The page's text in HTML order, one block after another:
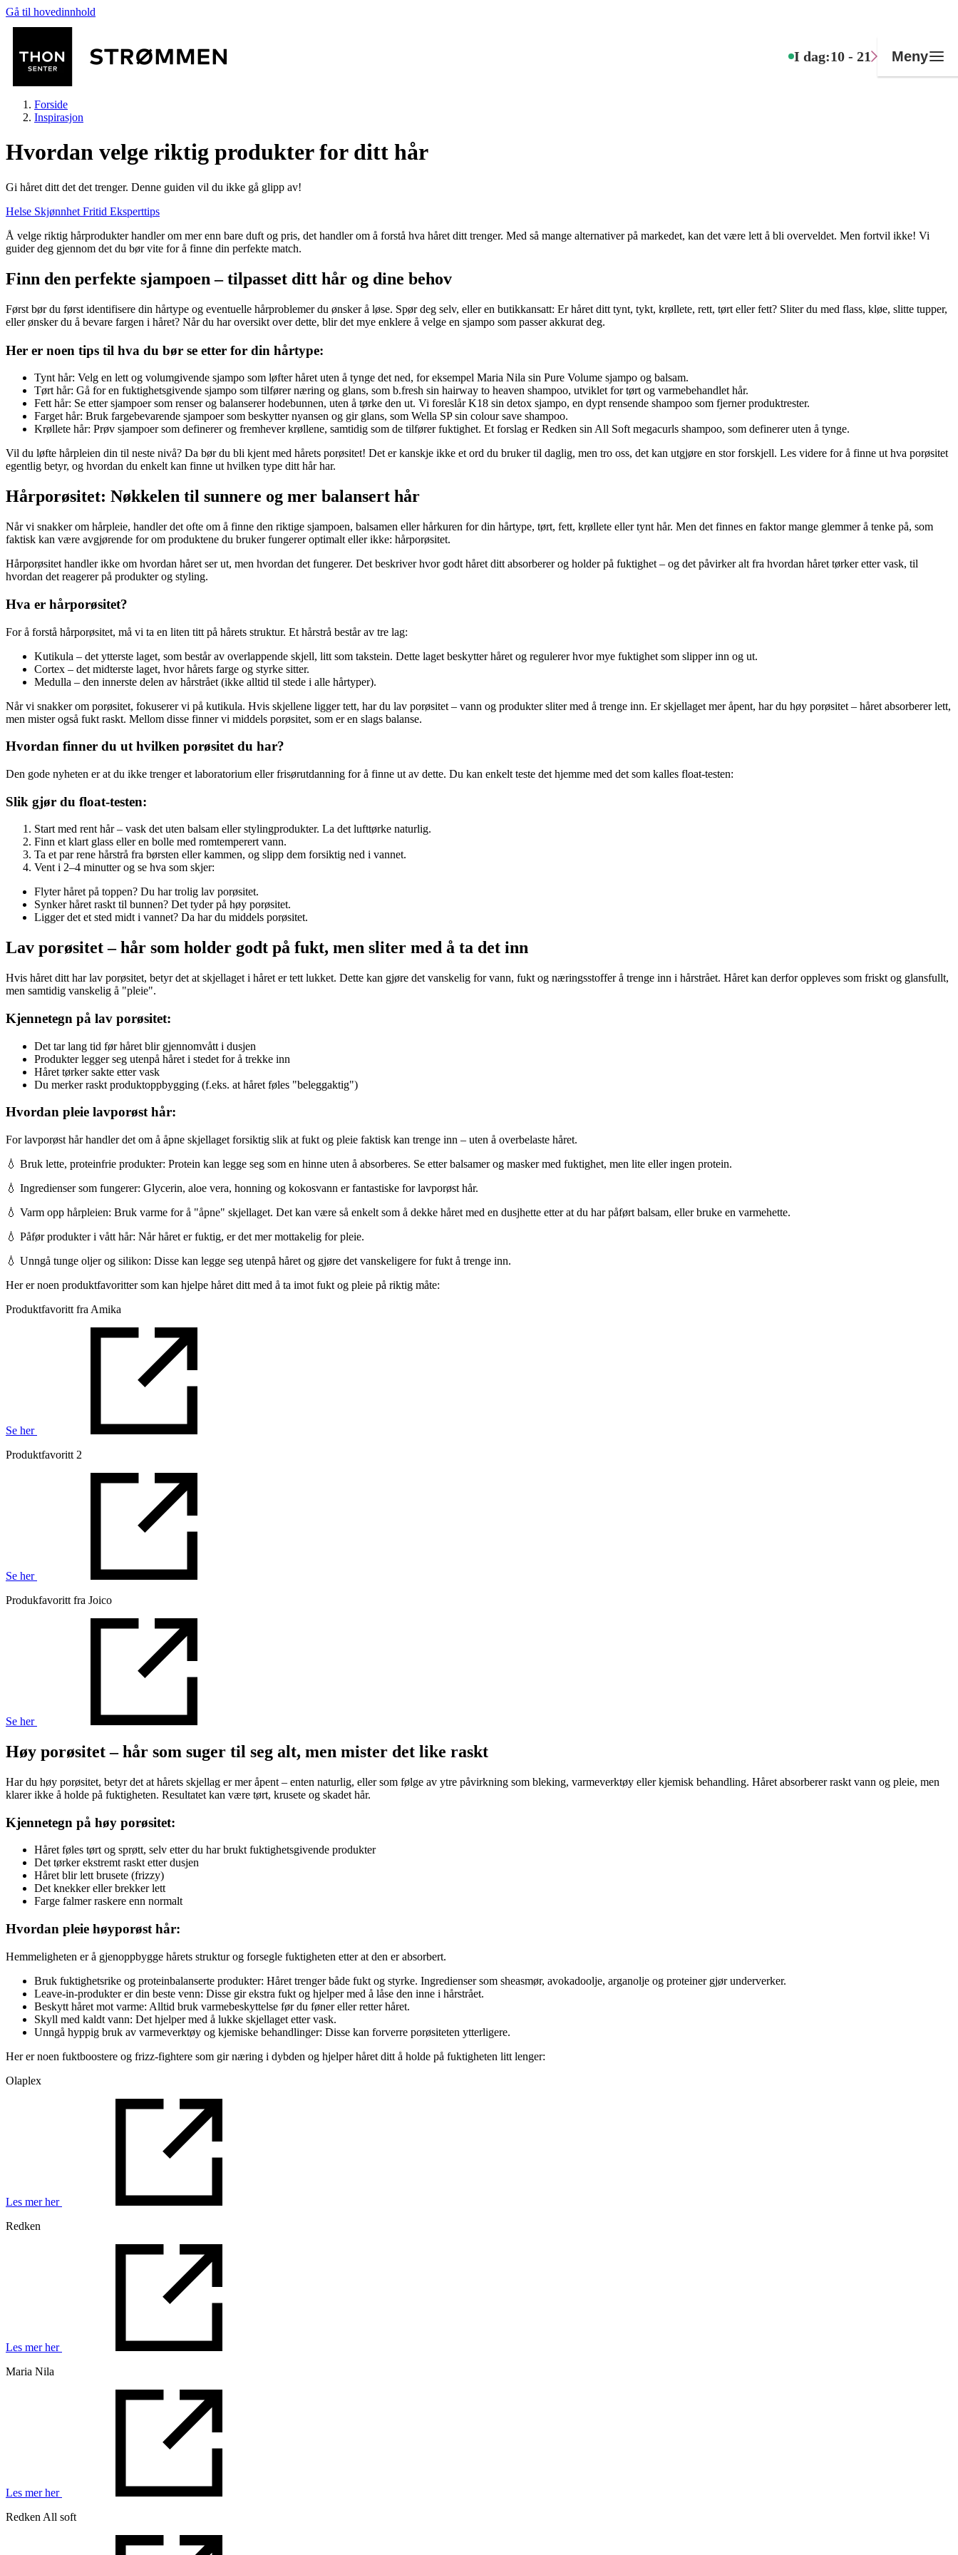
Gå til hovedinnhold
I dag:10 - 21 Meny
Butikker
Mat og drikke
Helse
Aktiviteter
Tilbud
Inspirasjon
Søk
Åpningstider
Praktisk informasjon
Ledige stillinger
Magasin
Gavekort
Finn frem
Kundeklubb
Forside
Inspirasjon
Hvordan velge riktig produkter for ditt hår
Gi håret ditt det det trenger. Denne guiden vil du ikke gå glipp av!
Helse Skjønnhet Fritid Eksperttips
Å velge riktig hårprodukter handler om mer enn bare duft og pris, det handler om å forstå hva håret ditt trenger. Med så mange alternativer på markedet, kan det være lett å bli overveldet. Men fortvil ikke! Vi
guider deg gjennom det du bør vite for å finne din perfekte match.
Finn den perfekte sjampoen – tilpasset ditt hår og dine behov
Først bør du først identifisere din hårtype og eventuelle hårproblemer du ønsker å løse. Spør deg selv, eller en butikkansatt: Er håret ditt tynt, tykt, krøllete, rett, tørt eller fett? Sliter du med flass, kløe, slitte tupper,
eller ønsker du å bevare fargen i håret? Når du har oversikt over dette, blir det mye enklere å velge en sjampo som passer akkurat deg.
Her er noen tips til hva du bør se etter for din hårtype:
Tynt hår: Velg en lett og volumgivende sjampo som løfter håret uten å tynge det ned, for eksempel Maria Nila sin Pure Volume sjampo og balsam.
Tørt hår: Gå for en fuktighetsgivende sjampo som tilfører næring og glans, som b.fresh sin hairway to heaven shampoo, utviklet for tørt og varmebehandlet hår.
Fett hår: Se etter sjampoer som renser og balanserer hodebunnen, uten å tørke den ut. Vi foreslår K18 sin detox sjampo, en dypt rensende shampoo som fjerner produktrester.
Farget hår: Bruk fargebevarende sjampoer som beskytter nyansen og gir glans, som Wella SP sin colour save shampoo.
Krøllete hår: Prøv sjampoer som definerer og fremhever krøllene, samtidig som de tilfører fuktighet. Et forslag er Redken sin All Soft megacurls shampoo, som definerer uten å tynge.
Vil du løfte hårpleien din til neste nivå? Da bør du bli kjent med hårets porøsitet! Det er kanskje ikke et ord du bruker til daglig, men tro oss, det kan utgjøre en stor forskjell. Les videre for å finne ut hva porøsitet
egentlig betyr, og hvordan du enkelt kan finne ut hvilken type ditt hår har.
Hårporøsitet: Nøkkelen til sunnere og mer balansert hår
Når vi snakker om hårpleie, handler det ofte om å finne den riktige sjampoen, balsamen eller hårkuren for din hårtype, tørt, fett, krøllete eller tynt hår. Men det finnes en faktor mange glemmer å tenke på, som
faktisk kan være avgjørende for om produktene du bruker fungerer optimalt eller ikke: hårporøsitet.
Hårporøsitet handler ikke om hvordan håret ser ut, men hvordan det fungerer. Det beskriver hvor godt håret ditt absorberer og holder på fuktighet – og det påvirker alt fra hvordan håret tørker etter vask, til
hvordan det reagerer på produkter og styling.
Hva er hårporøsitet?
For å forstå hårporøsitet, må vi ta en liten titt på hårets struktur. Et hårstrå består av tre lag:
Kutikula – det ytterste laget, som består av overlappende skjell, litt som takstein. Dette laget beskytter håret og regulerer hvor mye fuktighet som slipper inn og ut.
Cortex – det midterste laget, hvor hårets farge og styrke sitter.
Medulla – den innerste delen av hårstrået (ikke alltid til stede i alle hårtyper).
Når vi snakker om porøsitet, fokuserer vi på kutikula. Hvis skjellene ligger tett, har du lav porøsitet – vann og produkter sliter med å trenge inn. Er skjellaget mer åpent, har du høy porøsitet – håret absorberer lett,
men mister også fukt raskt. Mellom disse finner vi middels porøsitet, som er en slags balanse.
Hvordan finner du ut hvilken porøsitet du har?
Den gode nyheten er at du ikke trenger et laboratorium eller frisørutdanning for å finne ut av dette. Du kan enkelt teste det hjemme med det som kalles float-testen:
Slik gjør du float-testen:
Start med rent hår – vask det uten balsam eller stylingprodukter. La det lufttørke naturlig.
Finn et klart glass eller en bolle med romtemperert vann.
Ta et par rene hårstrå fra børsten eller kammen, og slipp dem forsiktig ned i vannet.
Vent i 2–4 minutter og se hva som skjer:
Flyter håret på toppen? Du har trolig lav porøsitet.
Synker håret raskt til bunnen? Det tyder på høy porøsitet.
Ligger det et sted midt i vannet? Da har du middels porøsitet.
Lav porøsitet – hår som holder godt på fukt, men sliter med å ta det inn
Hvis håret ditt har lav porøsitet, betyr det at skjellaget i håret er tett lukket. Dette kan gjøre det vanskelig for vann, fukt og næringsstoffer å trenge inn i hårstrået. Håret kan derfor oppleves som friskt og glansfullt,
men samtidig vanskelig å "pleie".
Kjennetegn på lav porøsitet:
Det tar lang tid før håret blir gjennomvått i dusjen
Produkter legger seg utenpå håret i stedet for å trekke inn
Håret tørker sakte etter vask
Du merker raskt produktoppbygging (f.eks. at håret føles "beleggaktig")
Hvordan pleie lavporøst hår:
For lavporøst hår handler det om å åpne skjellaget forsiktig slik at fukt og pleie faktisk kan trenge inn – uten å overbelaste håret.
💧 Bruk lette, proteinfrie produkter: Protein kan legge seg som en hinne uten å absorberes. Se etter balsamer og masker med fuktighet, men lite eller ingen protein.
💧 Ingredienser som fungerer: Glycerin, aloe vera, honning og kokosvann er fantastiske for lavporøst hår.
💧 Varm opp hårpleien: Bruk varme for å "åpne" skjellaget. Det kan være så enkelt som å dekke håret med en dusjhette etter at du har påført balsam, eller bruke en varmehette.
💧 Påfør produkter i vått hår: Når håret er fuktig, er det mer mottakelig for pleie.
💧 Unngå tunge oljer og silikon: Disse kan legge seg utenpå håret og gjøre det vanskeligere for fukt å trenge inn.
Her er noen produktfavoritter som kan hjelpe håret ditt med å ta imot fukt og pleie på riktig måte:
Produktfavoritt fra Amika
Se her
Produktfavoritt 2
Se her
Produkfavoritt fra Joico
Se her
Høy porøsitet – hår som suger til seg alt, men mister det like raskt
Har du høy porøsitet, betyr det at hårets skjellag er mer åpent – enten naturlig, eller som følge av ytre påvirkning som bleking, varmeverktøy eller kjemisk behandling. Håret absorberer raskt vann og pleie, men
klarer ikke å holde på fuktigheten. Resultatet kan være tørt, krusete og skadet hår.
Kjennetegn på høy porøsitet:
Håret føles tørt og sprøtt, selv etter du har brukt fuktighetsgivende produkter
Det tørker ekstremt raskt etter dusjen
Håret blir lett brusete (frizzy)
Det knekker eller brekker lett
Farge falmer raskere enn normalt
Hvordan pleie høyporøst hår:
Hemmeligheten er å gjenoppbygge hårets struktur og forsegle fuktigheten etter at den er absorbert.
Bruk fuktighetsrike og proteinbalanserte produkter: Håret trenger både fukt og styrke. Ingredienser som sheasmør, avokadoolje, arganolje og proteiner gjør underverker.
Leave-in-produkter er din beste venn: Disse gir ekstra fukt og hjelper med å låse den inne i hårstrået.
Beskytt håret mot varme: Alltid bruk varmebeskyttelse før du føner eller retter håret.
Skyll med kaldt vann: Det hjelper med å lukke skjellaget etter vask.
Unngå hyppig bruk av varmeverktøy og kjemiske behandlinger: Disse kan forverre porøsiteten ytterligere.
Her er noen fuktboostere og frizz-fightere som gir næring i dybden og hjelper håret ditt å holde på fuktigheten litt lenger:
Olaplex
Les mer her
Redken
Les mer her
Maria Nila
Les mer her
Redken All soft